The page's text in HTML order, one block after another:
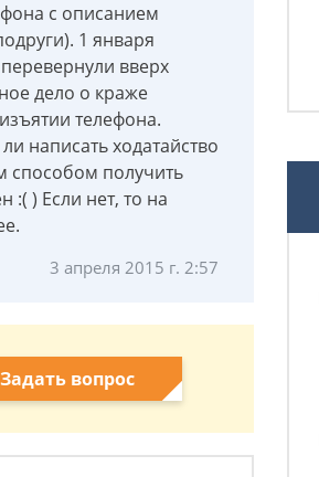
с описанием
1 января
вверх
дело о краже
телефона.
написать ходатайство
способом получить
) Если нет, то на
3 апреля 2015 г. 2:57
Задать вопрос